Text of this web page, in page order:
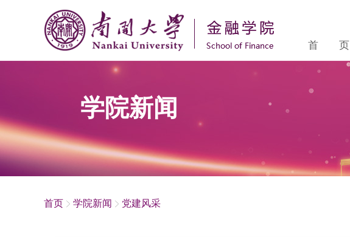
首 页
学院新闻
首页 学院新闻 党建风采